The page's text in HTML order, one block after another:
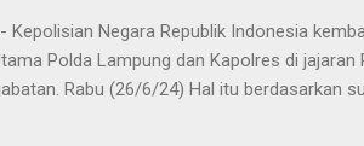
Kepolisian Negara Republik Indonesia
Polda Lampung dan Kapolres di
Rabu (26/6/24) Hal itu berdasarkan